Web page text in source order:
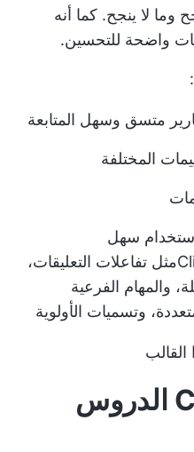
وما لا ينجح. كما أنه
واضحة للتحسين.
متسق وسهل المتابعة
المختلفة
سهل
مثل تفاعلات التعليقات،
والمهام الفرعية
وتسميات الأولوية
القالب
7. قالب ClickUp الدروس